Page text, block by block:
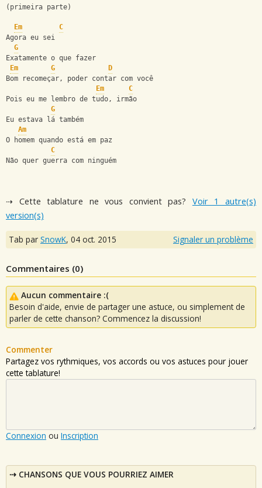
(primeira parte)
Em
C
Agora eu sei
G
Exatamente o que fazer
Em
G
D
Bom recomeçar, poder contar com você
Em
C
Pois eu me lembro de tudo, irmão
G
Eu estava lá também
Am
O homem quando está em paz
C
Não quer guerra com ninguém
⇢ Cette tablature ne vous convient pas? Voir 1 autre(s)
version(s)
Tab par SnowK, 04 oct. 2015 Signaler un problème
Commentaires (0)
Aucun commentaire :(
Besoin d'aide, envie de partager une astuce, ou simplement de
parler de cette chanson? Commencez la discussion!
Commenter
Partagez vos rythmiques, vos accords ou vos astuces pour jouer
cette tablature!
Connexion ou Inscription
CHANSONS QUE VOUS POURRIEZ AIMER